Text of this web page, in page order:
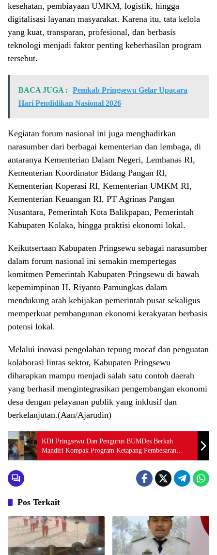
kesehatan, pembiayaan UMKM, logistik, hingga
digitalisasi layanan masyarakat. Karena itu, tata kelola
yang kuat, transparan, profesional, dan berbasis
teknologi menjadi faktor penting keberhasilan program
tersebut.
BACA JUGA :
Pemkab Pringsewu Gelar Upacara
Hari Pendidikan Nasional 2026
Kegiatan forum nasional ini juga menghadirkan
narasumber dari berbagai kementerian dan lembaga, di
antaranya Kementerian Dalam Negeri, Lemhanas RI,
Kementerian Koordinator Bidang Pangan RI,
Kementerian Koperasi RI, Kementerian UMKM RI,
Kementerian Keuangan RI, PT Agrinas Pangan
Nusantara, Pemerintah Kota Balikpapan, Pemerintah
Kabupaten Kolaka, hingga praktisi ekonomi lokal.
Keikutsertaan Kabupaten Pringsewu sebagai narasumber
dalam forum nasional ini semakin mempertegas
komitmen Pemerintah Kabupaten Pringsewu di bawah
kepemimpinan H. Riyanto Pamungkas dalam
mendukung arah kebijakan pemerintah pusat sekaligus
memperkuat pembangunan ekonomi kerakyatan berbasis
potensi lokal.
Melalui inovasi pengolahan tepung mocaf dan penguatan
kolaborasi lintas sektor, Kabupaten Pringsewu
diharapkan mampu menjadi salah satu contoh daerah
yang berhasil mengintegrasikan pengembangan ekonomi
desa dengan pelayanan publik yang inklusif dan
berkelanjutan.(Aan/Ajarudin)
KDI Pringsewu Dan Pengurus BUMDes Berkah
Mandiri Kompak Program Ketapang Pembesaran
Kambing Blasteran Gibas
Pos Terkait